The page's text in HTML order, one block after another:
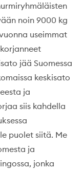
noin 9000 kg
useimmat
jää Suomessa
keskisato
ja
siis kahdella
puolet siitä. Me
ja
jonka